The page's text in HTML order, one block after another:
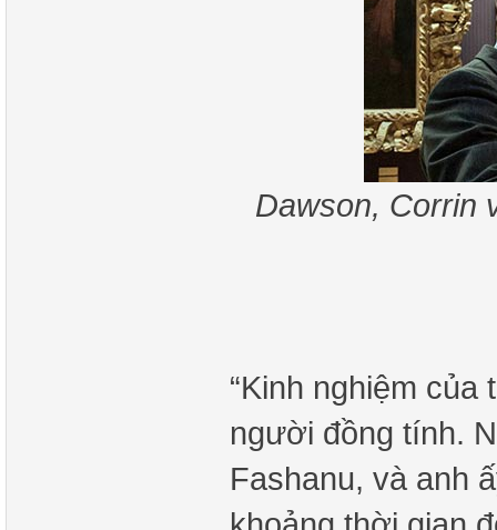
Dawson, Corrin
“Kinh nghiệm của
người đồng tính.
Fashanu, và anh